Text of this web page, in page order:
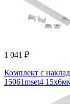
1 041 ₽
Комплект с
15061mset4